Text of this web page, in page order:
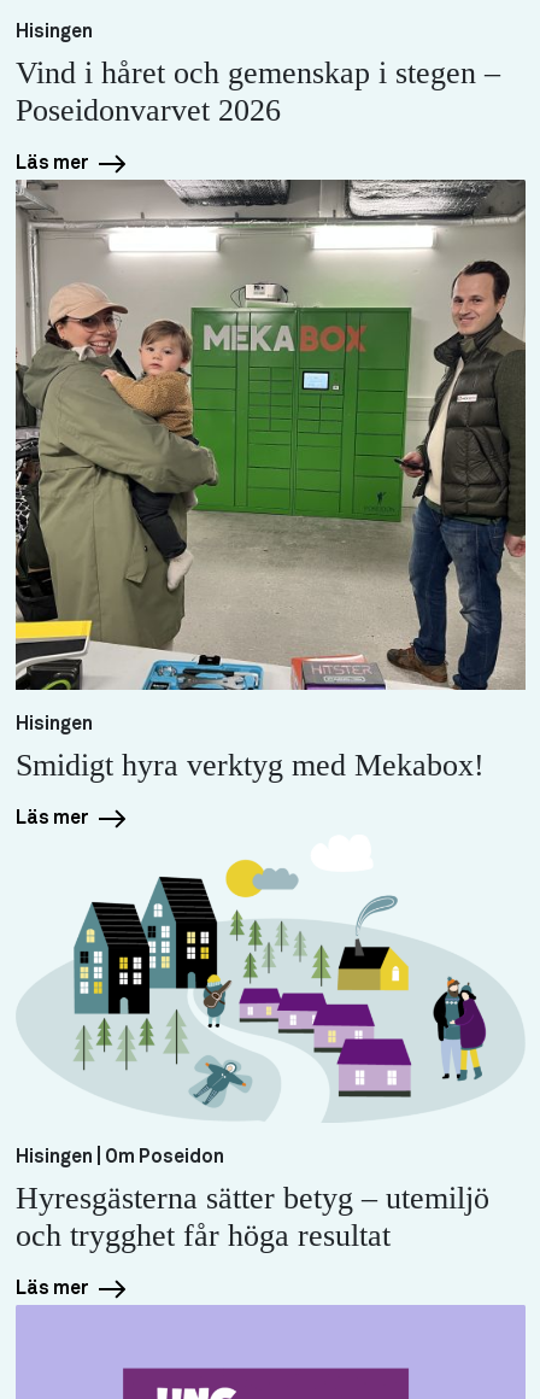
Hisingen
Vind i håret och gemenskap i stegen –
Poseidonvarvet 2026
Läs mer
Hisingen
Smidigt hyra verktyg med Mekabox!
Läs mer
Hisingen | Om Poseidon
Hyresgästerna sätter betyg – utemiljö
och trygghet får höga resultat
Läs mer